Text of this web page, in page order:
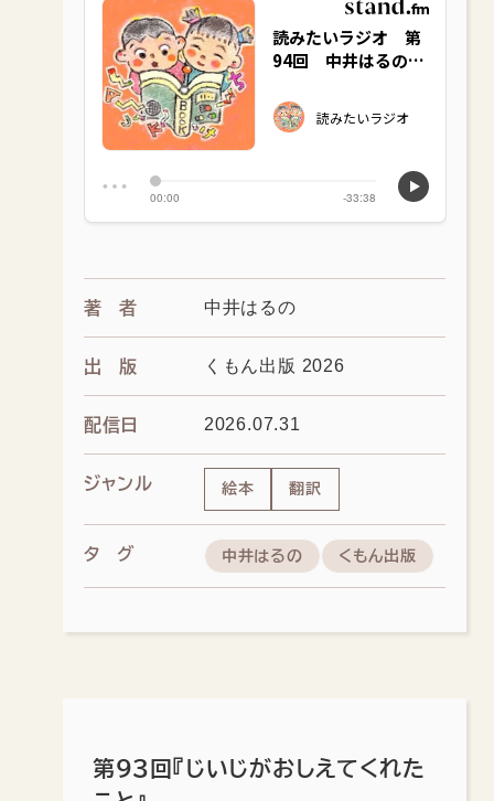
著者 中井はるの
出版 くもん出版 2026
配信日 2026.07.31
ジャンル 絵本 翻訳
タグ 中井はるの くもん出版
第93回『じいじがおしえてくれた